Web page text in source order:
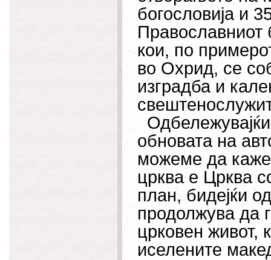
богословија и
Православниот
кои, по
во Охрид, се
изградба и
Одбележувајќи
обновата на
можеме да
црква е Црква
план, бидејќи
продолжува да
црковен живот,
иселените